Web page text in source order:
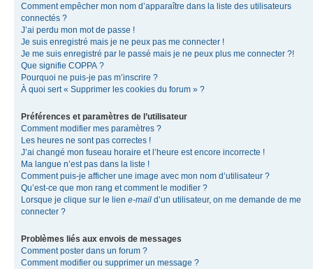
Comment empêcher mon nom d’apparaître dans la liste des utilisateurs
connectés ?
J’ai perdu mon mot de passe !
Je suis enregistré mais je ne peux pas me connecter !
Je me suis enregistré par le passé mais je ne peux plus me connecter ?!
Que signifie COPPA ?
Pourquoi ne puis-je pas m’inscrire ?
À quoi sert « Supprimer les cookies du forum » ?
Préférences et paramètres de l’utilisateur
Comment modifier mes paramètres ?
Les heures ne sont pas correctes !
J’ai changé mon fuseau horaire et l’heure est encore incorrecte !
Ma langue n’est pas dans la liste !
Comment puis-je afficher une image avec mon nom d’utilisateur ?
Qu’est-ce que mon rang et comment le modifier ?
Lorsque je clique sur le lien e-mail d’un utilisateur, on me demande de me
connecter ?
Problèmes liés aux envois de messages
Comment poster dans un forum ?
Comment modifier ou supprimer un message ?